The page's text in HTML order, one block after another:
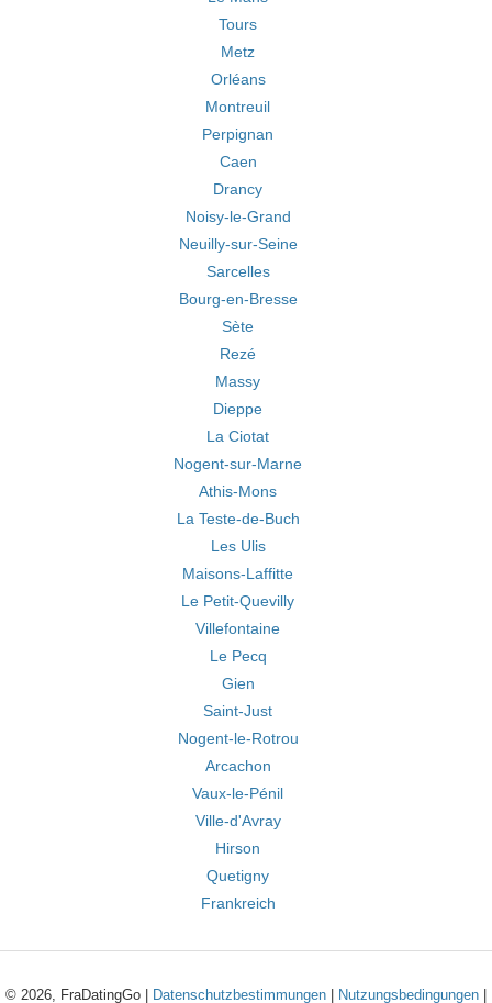
Tours
Metz
Orléans
Montreuil
Perpignan
Caen
Drancy
Noisy-le-Grand
Neuilly-sur-Seine
Sarcelles
Bourg-en-Bresse
Sète
Rezé
Massy
Dieppe
La Ciotat
Nogent-sur-Marne
Athis-Mons
La Teste-de-Buch
Les Ulis
Maisons-Laffitte
Le Petit-Quevilly
Villefontaine
Le Pecq
Gien
Saint-Just
Nogent-le-Rotrou
Arcachon
Vaux-le-Pénil
Ville-d'Avray
Hirson
Quetigny
Frankreich
© 2026, FraDatingGo | Datenschutzbestimmungen Nutzungsbedingungen